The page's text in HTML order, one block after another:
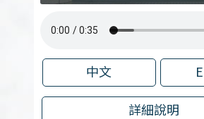
中文
詳細說明